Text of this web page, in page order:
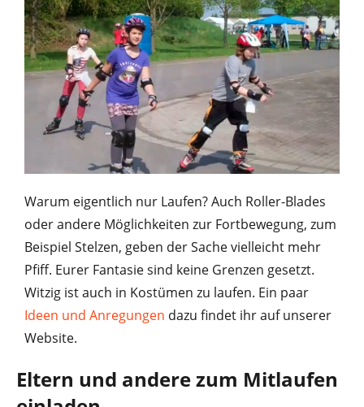
Warum eigentlich nur Laufen? Auch Roller-Blades
oder andere Möglichkeiten zur Fortbewegung, zum
Beispiel Stelzen, geben der Sache vielleicht mehr
Pfiff. Eurer Fantasie sind keine Grenzen gesetzt.
Witzig ist auch in Kostümen zu laufen. Ein paar
Ideen und Anregungen dazu findet ihr auf unserer
Website.
Eltern und andere zum Mitlaufen